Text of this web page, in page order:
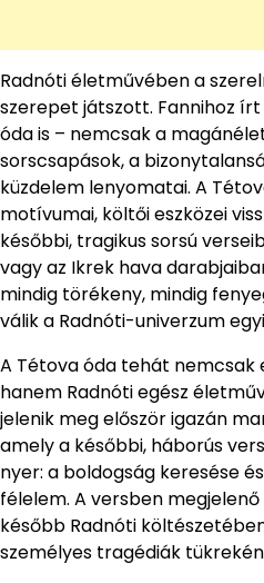
Radnóti életművében a
szerepet játszott. Fannihoz
óda is – nemcsak a
sorscsapások, a
küzdelem lenyomatai. A
motívumai, költői eszközei
későbbi, tragikus sorsú
vagy az Ikrek hava
mindig törékeny, mindig
válik a Radnóti-univerzum
A Tétova óda tehát nemcsak
hanem Radnóti egész
jelenik meg először igazán
amely a későbbi, háborús
nyer: a boldogság keresése
félelem. A versben
később Radnóti
személyes tragédiák